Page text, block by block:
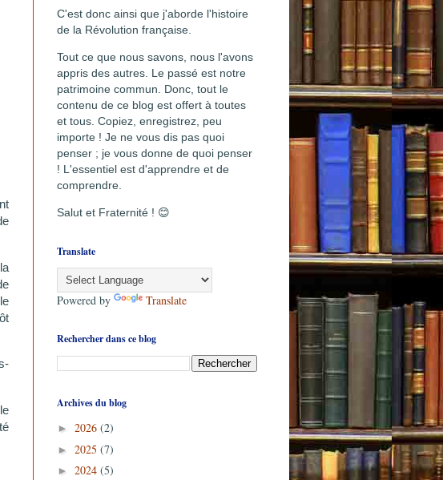
C'est donc ainsi que j'aborde l'histoire
de la Révolution française.
Tout ce que nous savons, nous l'avons
appris des autres. Le passé est notre
patrimoine commun. Donc, tout le
contenu de ce blog est offert à toutes
et tous. Copiez, enregistrez, peu
importe ! Je ne vous dis pas quoi
penser ; je vous donne de quoi penser
! L'essentiel est d'apprendre et de
comprendre.
Salut et Fraternité ! 😊
Translate
Powered by Translate
Rechercher dans ce blog
Archives du blog
► 2026 (2)
► 2025 (7)
► 2024 (5)